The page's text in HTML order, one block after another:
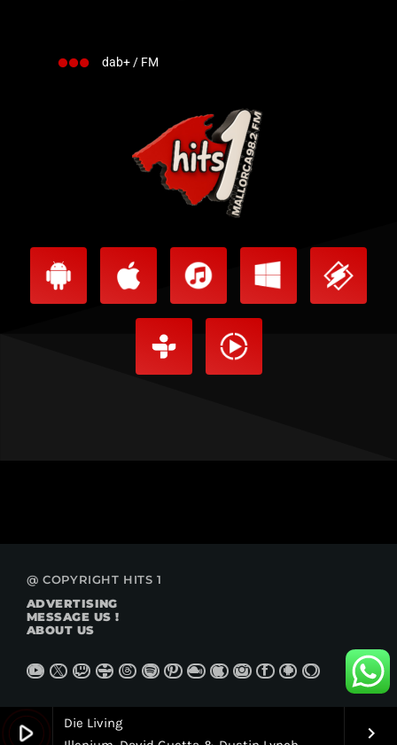
play_arrow
Die Living
keyboard_arrow_right
dab+ / FM
@ COPYRIGHT HITS 1
ADVERTISING
MESSAGE US !
ABOUT US